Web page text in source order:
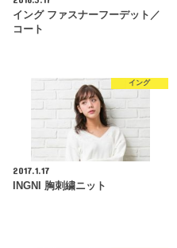
イング ファスナーフーデット／
コート
イング
2017.1.17
INGNI 胸刺繍ニット